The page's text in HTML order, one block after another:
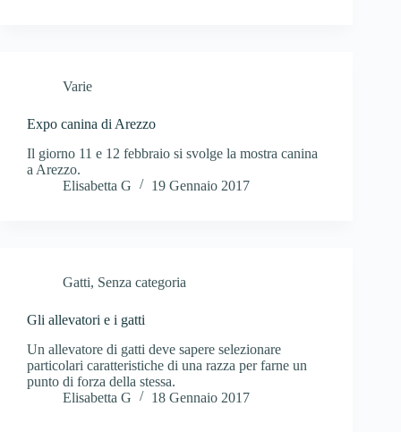
Varie
Expo canina di Arezzo
Il giorno 11 e 12 febbraio si svolge la mostra canina
a Arezzo.
Elisabetta G
19 Gennaio 2017
Gatti, Senza categoria
Gli allevatori e i gatti
Un allevatore di gatti deve sapere selezionare
particolari caratteristiche di una razza per farne un
punto di forza della stessa.
Elisabetta G
18 Gennaio 2017